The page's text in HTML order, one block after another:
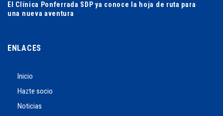
El Clínica Ponferrada SDP ya conoce la hoja de ruta para
una nueva aventura
ENLACES
Inicio
Hazte socio
Noticias